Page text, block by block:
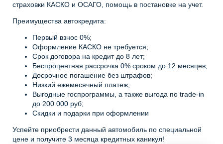
страховки КАСКО и ОСАГО, помощь в постановке на учет.
Преимущества автокредита:
Первый взнос 0%;
Оформление КАСКО не требуется;
Срок договора на кредит до 8 лет;
Беспроцентная рассрочка 0% сроком до 12 месяцев;
Досрочное погашение без штрафов;
Низкий ежемесячный платеж;
Выгодные госпрограммы, а также выгода по trade-in
до 200 000 руб;
Скидки и подарки при оформлении
Успейте приобрести данный автомобиль по специальной
цене и получите 3 месяца кредитных каникул!